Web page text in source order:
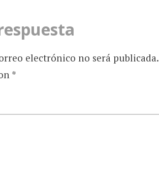
electrónico no será publicada.
*